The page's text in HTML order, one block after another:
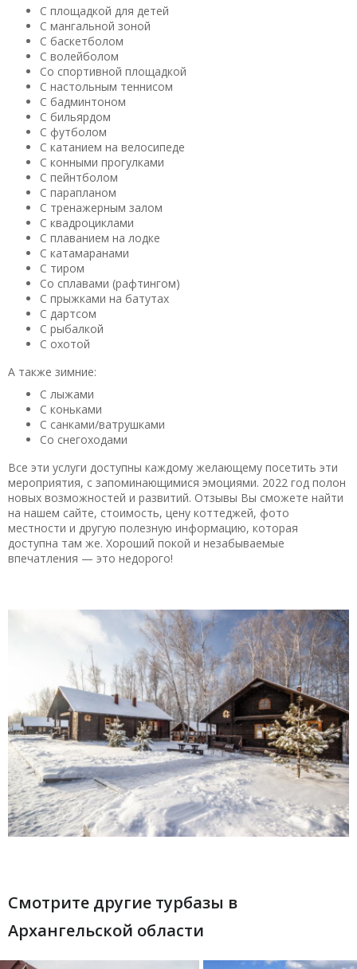
С площадкой для детей
С мангальной зоной
С баскетболом
С волейболом
Со спортивной площадкой
С настольным теннисом
С бадминтоном
С бильярдом
С футболом
С катанием на велосипеде
С конными прогулками
С пейнтболом
С парапланом
С тренажерным залом
С квадроциклами
С плаванием на лодке
С катамаранами
С тиром
Со сплавами (рафтингом)
С прыжками на батутах
С дартсом
С рыбалкой
С охотой
А также зимние:
С лыжами
С коньками
С санками/ватрушками
Со снегоходами
Все эти услуги доступны каждому желающему посетить эти
мероприятия, с запоминающимися эмоциями. 2022 год полон
новых возможностей и развитий. Отзывы Вы сможете найти
на нашем сайте, стоимость, цену коттеджей, фото
местности и другую полезную информацию, которая
доступна там же. Хороший покой и незабываемые
впечатления — это недорого!
Смотрите другие турбазы в
Архангельской области